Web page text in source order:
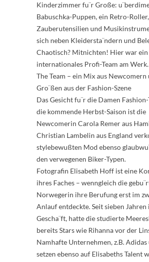
Kinderzimmer fu¨r Große:
Babuschka-Puppen, ein Retro-Roller,
Zauberutensilien und
sich neben Kleidersta¨ndern und
Chaotisch? Mitnichten! Hier war ein
internationales Profi-Team am Werk.
The Team – ein Mix aus Newcomern
Gro¨ßen aus der Fashion-Szene
Das Gesicht fu¨r die Damen
die kommende Herbst-Saison ist die
Newcomerin Carola Remer aus
Christian Lambelin aus England
stylebewußten Mod ebenso
den verwegenen Biker-Typen.
Fotografin Elisabeth Hoff ist eine
ihres Faches – wenngleich die
Norwegerin ihre Berufung erst im
Anlauf entdeckte. Seit sieben Jahren
Gescha¨ft, hatte die studierte
bereits Stars wie Rihanna vor der
Namhafte Unternehmen, z.B.
setzen ebenso auf Elisabeths Talent